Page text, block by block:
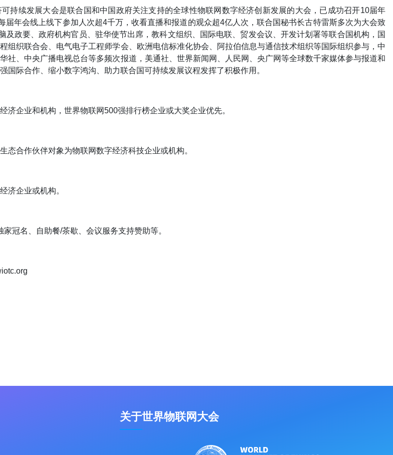
持续发展大会是联合国和中国政府关注支持的全球性物联网数字经济创新发展的大会，已成功召开10届年
届年会线上线下参加人次超4千万，收看直播和报道的观众超4亿人次，联合国秘书长古特雷斯多次为大会致
及政要、政府机构官员、驻华使节出席，教科文组织、国际电联、贸发会议、开发计划署等联合国机构，国
组织联合会、电气电子工程师学会、欧洲电信标准化协会、阿拉伯信息与通信技术组织等国际组织参与，中
社、中央广播电视总台等多频次报道，美通社、世界新闻网、人民网、央广网等全球数千家媒体参与报道和
国际合作、缩小数字鸿沟、助力联合国可持续发展议程发挥了积极作用。
济企业和机构，世界物联网500强排行榜企业或大奖企业优先。
态合作伙伴对象为物联网数字经济科技企业或机构。
济企业或机构。
冠名、自助餐/茶歇、会议服务支持赞助等。
关于世界物联网大会